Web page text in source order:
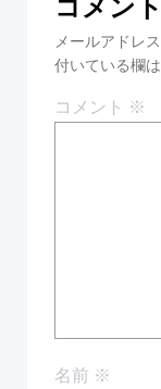
ビ
ゲ
ー
コメン
メールアドレ
付いている欄
コメント ※
名前 ※